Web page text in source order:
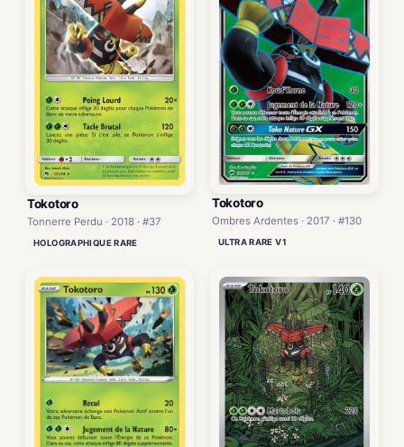
Tokotoro
Tonnerre Perdu · 2018 · #37
HOLOGRAPHIQUE RARE
Tokotoro
Ombres Ardentes · 2017 · #130
ULTRA RARE V1